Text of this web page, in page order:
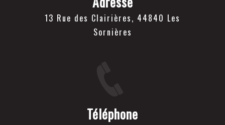
13 Rue des Clairières, 44840 Les
Sornières
Téléphone